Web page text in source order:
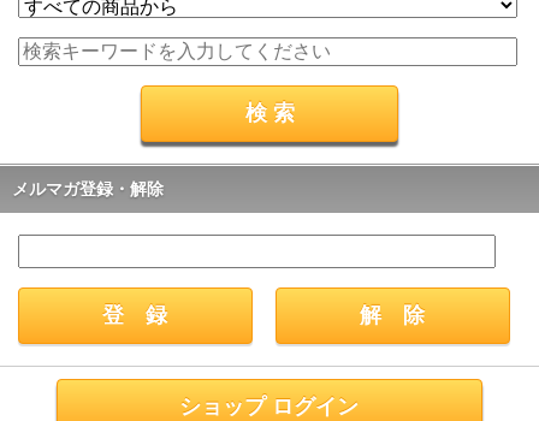
メルマガ登録・解除
ショップ ログイン